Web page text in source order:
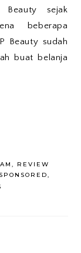
sejak
beberapa
Beauty sudah
buat belanja
,
REVIEW
SPONSORED,